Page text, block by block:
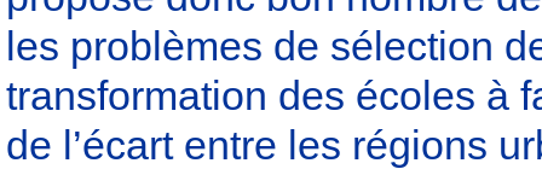
les problèmes de sélection
transformation des écoles à
de l’écart entre les régions